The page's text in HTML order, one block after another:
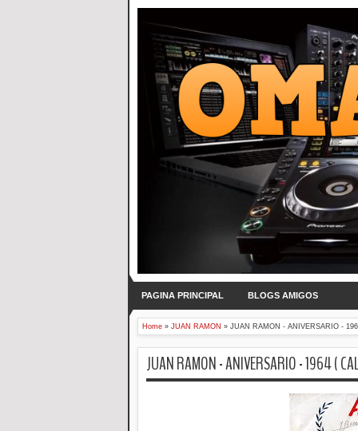
PAGINA PRINCIPAL BLOGS AMIGOS
Home » JUAN RAMON » JUAN RAMON - ANIVERSARIO -
JUAN RAMON - ANIVERSARIO - 1964 (